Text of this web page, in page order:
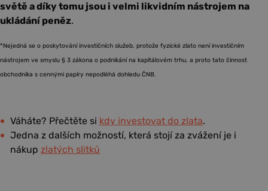
světě a díky tomu jsou i velmi likvidním nástrojem na
ukládání peněz.
*Nejedná se o poskytování investičních služeb, protože fyzické zlato není investičním
nástrojem ve smyslu § 3 zákona o podnikání na kapitálovém trhu, a proto tato činnost
obchodníka s cennými papíry nepodléhá dohledu ČNB.
Váháte? Přečtěte si kdy investovat do zlata.
Jedna z dalších možností, která stojí za zvážení je i
nákup zlatých slitků